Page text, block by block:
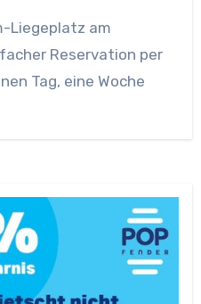
Liegeplatz am
Reservation per
Tag, eine Woche